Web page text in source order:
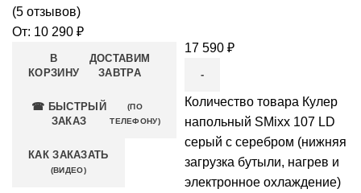
(5 отзывов)
От: 10 290 ₽
В
КОРЗИНУ
ДОСТАВИМ
ЗАВТРА
☎ БЫСТРЫЙ
ЗАКАЗ
(ПО
ТЕЛЕФОНУ)
КАК ЗАКАЗАТЬ
(ВИДЕО)
17 590 ₽
Количество товара Кулер
напольный SMixx 107 LD
серый с серебром (нижняя
загрузка бутыли, нагрев и
электронное охлаждение)